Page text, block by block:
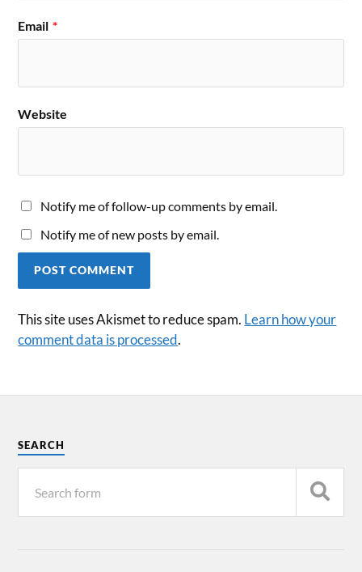
Email *
Website
Notify me of follow-up comments by email.
Notify me of new posts by email.
This site uses Akismet to reduce spam. Learn how your
comment data is processed.
SEARCH